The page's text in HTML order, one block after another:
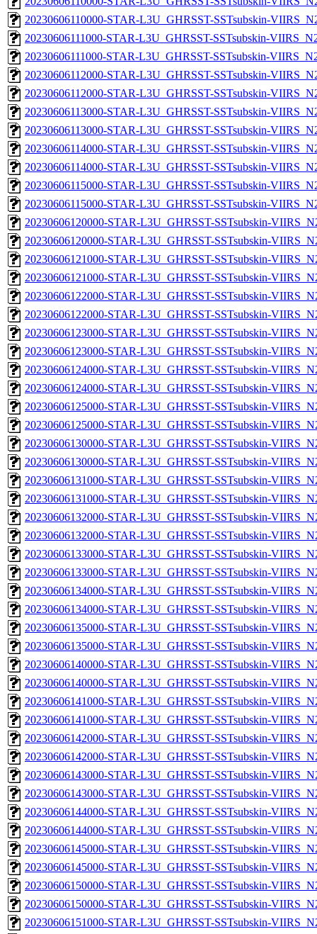
20230606110000-STAR-L3U_GHRSST-SSTsubskin-
20230606111000-STAR-L3U_GHRSST-SSTsubskin-
20230606111000-STAR-L3U_GHRSST-SSTsubskin-
20230606112000-STAR-L3U_GHRSST-SSTsubskin-
20230606112000-STAR-L3U_GHRSST-SSTsubskin-
20230606113000-STAR-L3U_GHRSST-SSTsubskin-
20230606113000-STAR-L3U_GHRSST-SSTsubskin-
20230606114000-STAR-L3U_GHRSST-SSTsubskin-
20230606114000-STAR-L3U_GHRSST-SSTsubskin-
20230606115000-STAR-L3U_GHRSST-SSTsubskin-
20230606115000-STAR-L3U_GHRSST-SSTsubskin-
20230606120000-STAR-L3U_GHRSST-SSTsubskin-
20230606120000-STAR-L3U_GHRSST-SSTsubskin-
20230606121000-STAR-L3U_GHRSST-SSTsubskin-
20230606121000-STAR-L3U_GHRSST-SSTsubskin-
20230606122000-STAR-L3U_GHRSST-SSTsubskin-
20230606122000-STAR-L3U_GHRSST-SSTsubskin-
20230606123000-STAR-L3U_GHRSST-SSTsubskin-
20230606123000-STAR-L3U_GHRSST-SSTsubskin-
20230606124000-STAR-L3U_GHRSST-SSTsubskin-
20230606124000-STAR-L3U_GHRSST-SSTsubskin-
20230606125000-STAR-L3U_GHRSST-SSTsubskin-
20230606125000-STAR-L3U_GHRSST-SSTsubskin-
20230606130000-STAR-L3U_GHRSST-SSTsubskin-
20230606130000-STAR-L3U_GHRSST-SSTsubskin-
20230606131000-STAR-L3U_GHRSST-SSTsubskin-
20230606131000-STAR-L3U_GHRSST-SSTsubskin-
20230606132000-STAR-L3U_GHRSST-SSTsubskin-
20230606132000-STAR-L3U_GHRSST-SSTsubskin-
20230606133000-STAR-L3U_GHRSST-SSTsubskin-
20230606133000-STAR-L3U_GHRSST-SSTsubskin-
20230606134000-STAR-L3U_GHRSST-SSTsubskin-
20230606134000-STAR-L3U_GHRSST-SSTsubskin-
20230606135000-STAR-L3U_GHRSST-SSTsubskin-
20230606135000-STAR-L3U_GHRSST-SSTsubskin-
20230606140000-STAR-L3U_GHRSST-SSTsubskin-
20230606140000-STAR-L3U_GHRSST-SSTsubskin-
20230606141000-STAR-L3U_GHRSST-SSTsubskin-
20230606141000-STAR-L3U_GHRSST-SSTsubskin-
20230606142000-STAR-L3U_GHRSST-SSTsubskin-
20230606142000-STAR-L3U_GHRSST-SSTsubskin-
20230606143000-STAR-L3U_GHRSST-SSTsubskin-
20230606143000-STAR-L3U_GHRSST-SSTsubskin-
20230606144000-STAR-L3U_GHRSST-SSTsubskin-
20230606144000-STAR-L3U_GHRSST-SSTsubskin-
20230606145000-STAR-L3U_GHRSST-SSTsubskin-
20230606145000-STAR-L3U_GHRSST-SSTsubskin-
20230606150000-STAR-L3U_GHRSST-SSTsubskin-
20230606150000-STAR-L3U_GHRSST-SSTsubskin-
20230606151000-STAR-L3U_GHRSST-SSTsubskin-